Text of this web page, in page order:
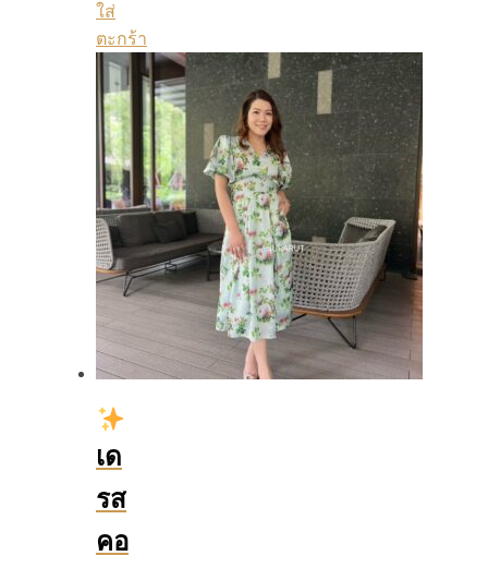
ใส่
ตะกร้า
เด
รส
คอ